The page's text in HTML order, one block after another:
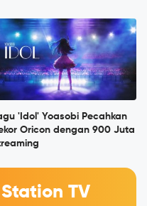
'Idol' Yoasobi Pecahkan
Oricon dengan 900 Juta
TV